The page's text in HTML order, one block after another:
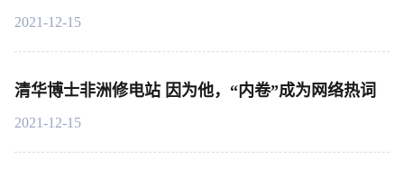
2021-12-15
清华博士非洲修电站 因为他，“内卷”成为网络热词
2021-12-15